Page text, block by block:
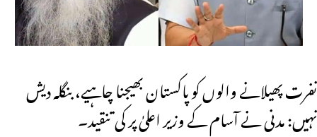
نفرت پھیلانے والوں کو پاکستان بھیجنا چاہیے، بنگلہ دیش
نہیں: مدنی نے آسام کے وزیر اعلیٰ پر کی تنقید۔